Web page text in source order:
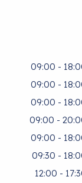
09:00 -
09:00 -
09:00 -
09:00 -
09:00 -
09:30 -
12:00 -